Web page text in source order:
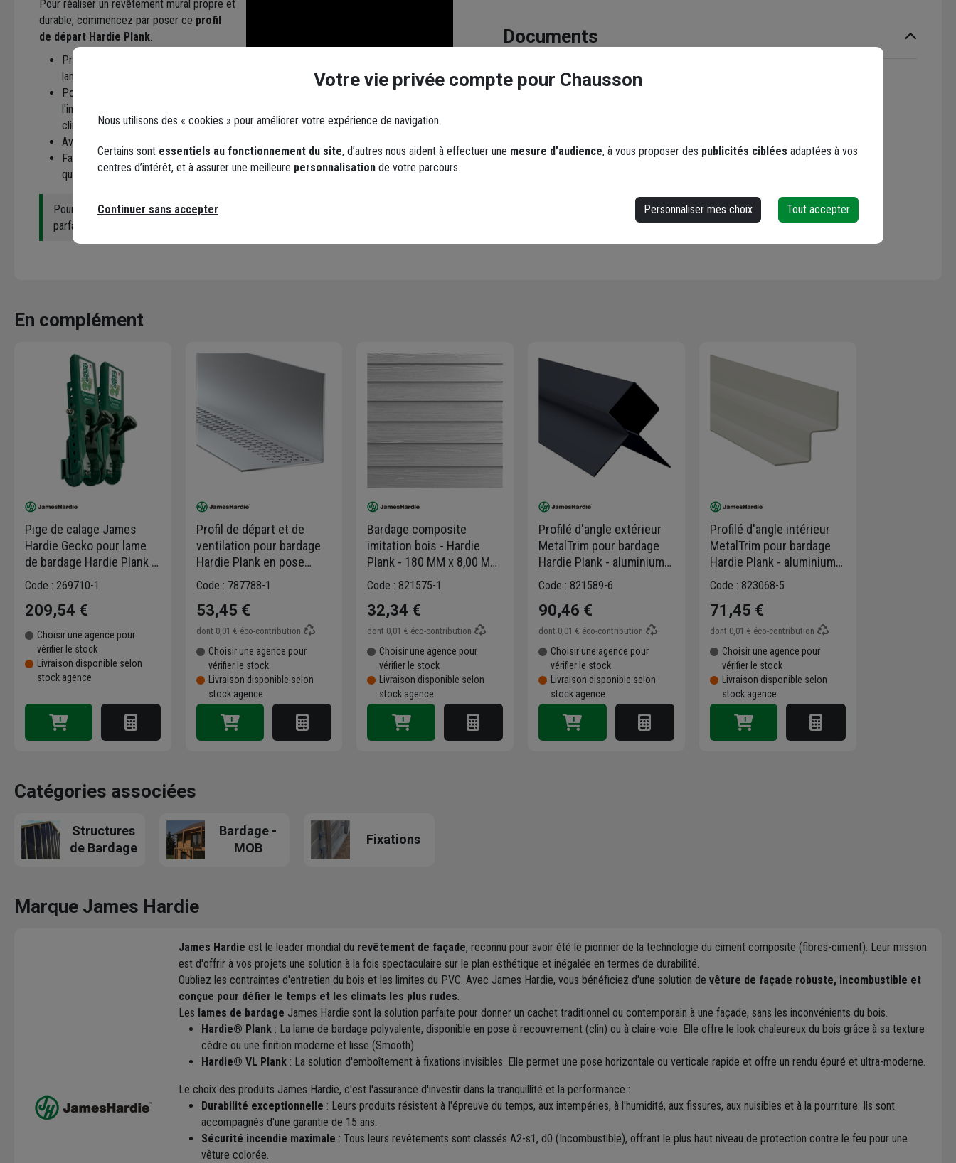
Pour réaliser un revêtement mural propre et
durable, commencez par poser ce profil
de départ Hardie Plank.
Profilé destiné à recevoir la première
lame du bardage Hardie Plank.
Pour une pose horizontale avec
l'inclinaison nécessaire au bardage à
clin.
Avec perforations de ventilation.
Fabrication en aluminium de haute
qualité.
Pour assurer lebon soutiende l'ensemble, il doit être installé de niveau et
parfaitement plat.
Documents
Mise en situation du produit
En complément
Pige de calage James
Hardie Gecko pour lame
de bardage Hardie Plank -
lot de 2
Code : 269710-1
209,54 €
Choisir une agence pour
vérifier le stock
Livraison disponible selon
stock agence
Profil de départ et de
ventilation pour bardage
Hardie Plank en pose
verticale - alu - longueur
Code : 787788-1
53,45 €
dont 0,01 € éco-contribution
Choisir une agence pour
vérifier le stock
Livraison disponible selon
stock agence
Bardage composite
imitation bois - Hardie
Plank - 180 MM x 8,00 MM
- Long. 3,60 M - Blanc
Code : 821575-1
32,34 €
dont 0,01 € éco-contribution
Choisir une agence pour
vérifier le stock
Livraison disponible selon
stock agence
Profilé d'angle extérieur
MetalTrim pour bardage
Hardie Plank - aluminium
laqué Gris métal -
Code : 821589-6
90,46 €
dont 0,01 € éco-contribution
Choisir une agence pour
vérifier le stock
Livraison disponible selon
stock agence
Profilé d'angle intérieur
MetalTrim pour bardage
Hardie Plank - aluminium
laqué Brume du matin -
Code : 823068-5
71,45 €
dont 0,01 € éco-contribution
Choisir une agence pour
vérifier le stock
Livraison disponible selon
stock agence
Catégories associées
Structures
de Bardage
Bardage -
MOB
Fixations
Marque James Hardie
James Hardie est le leader mondial du revêtement de façade, reconnu pour avoir été le pionnier de la technologie du ciment composite (fibres-ciment). Leur mission
est d'offrir à vos projets une solution à la fois spectaculaire sur le plan esthétique et inégalée en termes de durabilité.
Oubliez les contraintes d'entretien du bois et les limites du PVC. Avec James Hardie, vous bénéficiez d'une solution devêture de façade robuste, incombustible et
conçue pour défier le temps et les climats les plus rudes
Les lames de bardage James Hardie sont la solution parfaite pour donner un cachet traditionnel ou contemporain à une façade, sans les inconvénients du bois.
Hardie® Plank : La lame de bardage polyvalente, disponible en pose à recouvrement (clin) ou à claire-voie. Elle offre le look chaleureux du bois grâce à sa texture
cèdre ou une finition moderne et lisse (Smooth).
Hardie® VL Plank : La solution d'emboîtement à fixations invisibles. Elle permet une pose horizontale ou verticale rapide et offre un rendu épuré et ultra-moderne.
Le choix des produits James Hardie, c'est l'assurance d'investir dans la tranquillité et la performance :
Durabilité exceptionnelle : Leurs produits résistent à l'épreuve du temps, aux intempéries, à l'humidité, aux fissures, aux nuisibles et à la pourriture. Ils sont
accompagnés d'une garantie de 15 ans.
Sécurité incendie maximale : Tous leurs revêtements sont classés A2-s1, d0 (Incombustible), offrant le plus haut niveau de protection contre le feu pour une
vêture colorée.
Votre vie privée compte pour Chausson
Nous utilisons des « cookies » pour améliorer votre expérience de navigation.
Certains sont essentiels au fonctionnement du site, d’autres nous aident à effectuer une mesure d’audience, à vous proposer des publicités ciblées adaptées à vos
centres d’intérêt, et à assurer une meilleure personnalisation de votre parcours.
Personnaliser mes choix Tout accepter
Continuer sans accepter